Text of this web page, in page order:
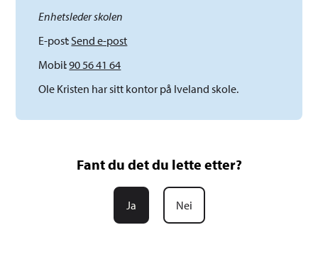
Enhetsleder skolen
E-postSend e-post
Mobil90 56 41 64
Ole Kristen har sitt kontor på Iveland skole.
Fant du det du lette etter?
Ja Nei